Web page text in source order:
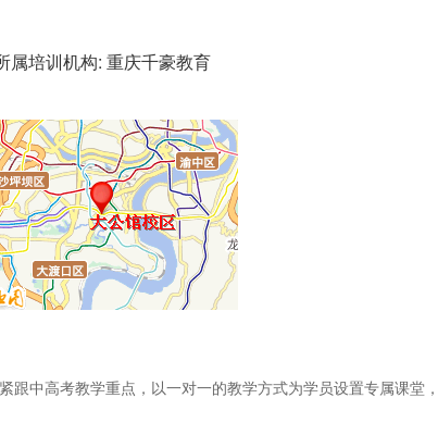
属培训机构: 重庆千豪教育
跟中高考教学重点，以一对一的教学方式为学员设置专属课堂